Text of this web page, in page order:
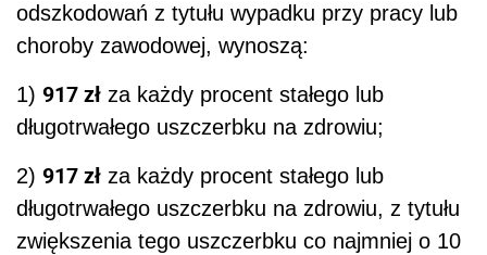
odszkodowań z tytułu wypadku przy pracy lub
choroby zawodowej, wynoszą:
1) 917 zł za każdy procent stałego lub
długotrwałego uszczerbku na zdrowiu;
2) 917 zł za każdy procent stałego lub
długotrwałego uszczerbku na zdrowiu, z tytułu
zwiększenia tego uszczerbku co najmniej o 10